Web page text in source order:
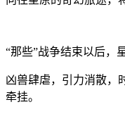
“那些”战争结束以后，
凶兽肆虐，引力消散
牵挂。